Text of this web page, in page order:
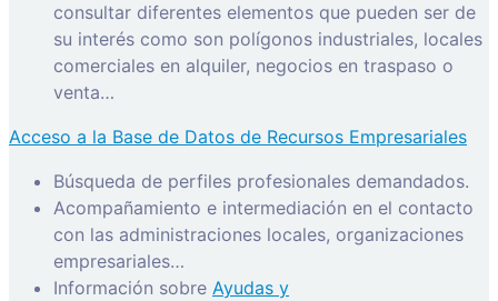
consultar diferentes elementos que pueden ser de
su interés como son polígonos industriales, locales
comerciales en alquiler, negocios en traspaso o
venta…
Acceso a la Base de Datos de Recursos Empresariales
Búsqueda de perfiles profesionales demandados.
Acompañamiento e intermediación en el contacto
con las administraciones locales, organizaciones
empresariales…
Información sobre Ayudas y